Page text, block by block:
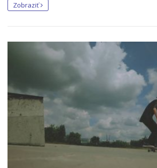
Zobraziť